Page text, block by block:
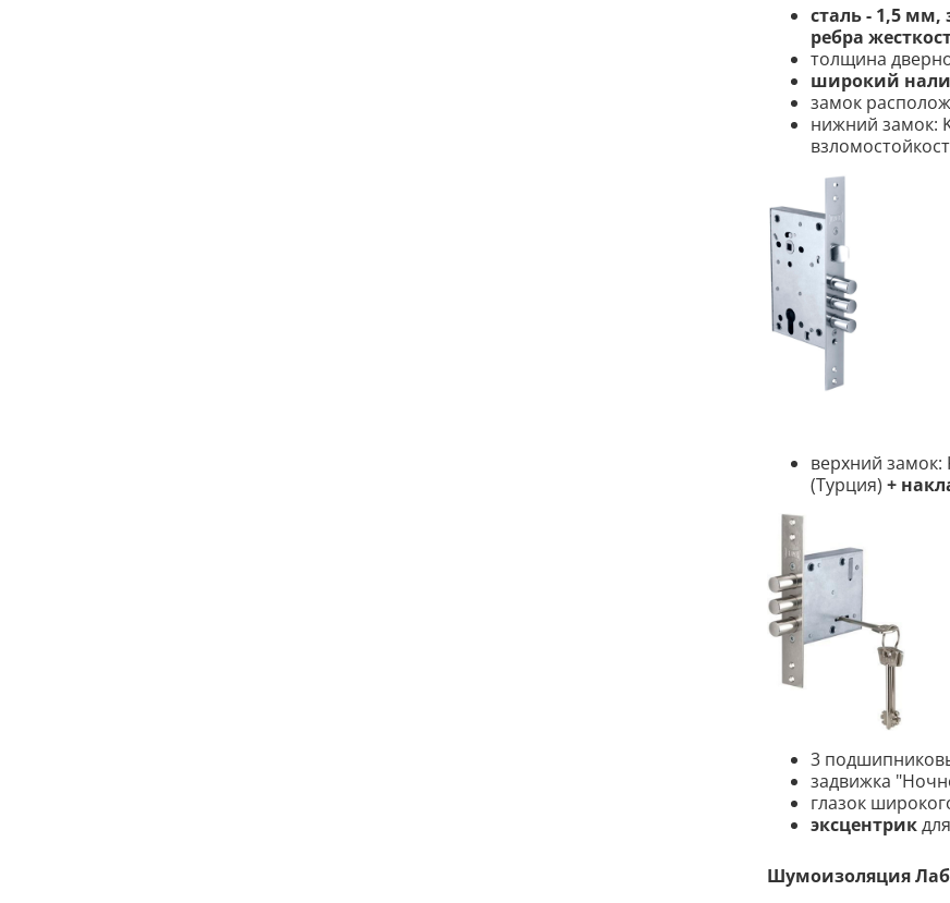
сталь - 1,5
ребра
толщина
широкий
замок
нижний замок:
верхний замок:
(Турция) +
3
задвижка
глазок
эксцентрик
Шумоизоляция